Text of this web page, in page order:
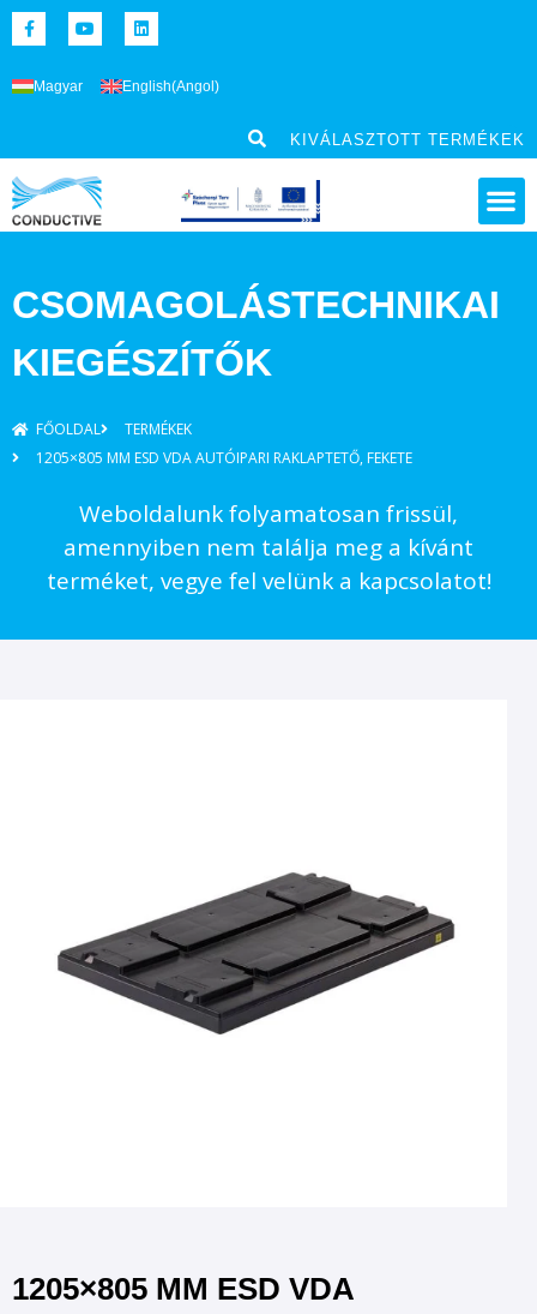
Magyar English(Angol )
KIVÁLASZTOTT TERMÉKEK
CSOMAGOLÁSTECHNIKAI
KIEGÉSZÍTŐK
FŐOLDAL
TERMÉKEK
1205×805 MM ESD VDA AUTÓIPARI RAKLAPTETŐ, FEKETE
Weboldalunk folyamatosan frissül,
amennyiben nem találja meg a kívánt
terméket, vegye fel velünk a kapcsolatot!
1205×805 MM ESD VDA